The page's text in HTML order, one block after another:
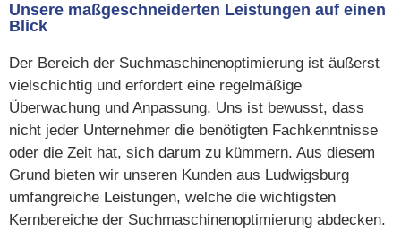
Unsere maßgeschneiderten Leistungen auf einen
Blick
Der Bereich der Suchmaschinenoptimierung ist äußerst
vielschichtig und erfordert eine regelmäßige
Überwachung und Anpassung. Uns ist bewusst, dass
nicht jeder Unternehmer die benötigten Fachkenntnisse
oder die Zeit hat, sich darum zu kümmern. Aus diesem
Grund bieten wir unseren Kunden aus Ludwigsburg
umfangreiche Leistungen, welche die wichtigsten
Kernbereiche der Suchmaschinenoptimierung abdecken.